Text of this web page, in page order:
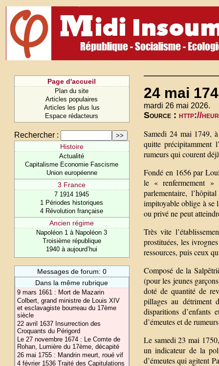
Page d'accueil
Plan du site
Articles populaires
Articles les plus lus
Espace rédacteurs
Rechercher :
Histoire
Actualité
Capitalisme Economie Fascisme
Union européenne
3 France
7 1914 1945
1 Périodes historiques
4 Révolution française
Ancien régime
Napoléon 1 à Napoléon 3
Troisième république
1940 à aujourd’hui
Messages de forum: 0
Dans la même rubrique
9 mars 1661 : Mort de Mazarin
Colbert, grand ministre de Louis XIV
et esclavagiste bourreau du 17ème
siècle
22 avril 1637 Insurrection des
Croquants du Périgord
Le 27 novembre 1674 : Le Comte de
Rohan, Lumière du 17ème, décapité
26 mai 1755 : Mandrin meurt, roué vif
4 février 1536 Traité des Capitulations
24 mai
mardi 26 mai 2026.
Source : http://
Samedi 24 mai 1749,
quitte précipitamment
rumeurs qui courent
Fondé en 1656 par
le « renfermement »
parlementaire,
impitoyable oblige à se
ou privé ne peut
Très vite
prostituées, les
ressources, puis ceux
Composé de la
(pour les jeunes
doté de quantité de
pillages au détriment
disparitions d’enfants
d’émeutes et de
Le samedi 23 mai
un indicateur de la
d’émeutes qui agitent